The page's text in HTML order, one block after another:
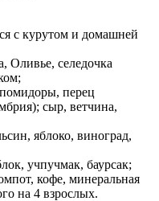
с курутом и домашней
Оливье, селедочка
перец
сыр, ветчина,
яблоко, виноград,
учпучмак, баурсак;
кофе, минеральная
на 4 взрослых.